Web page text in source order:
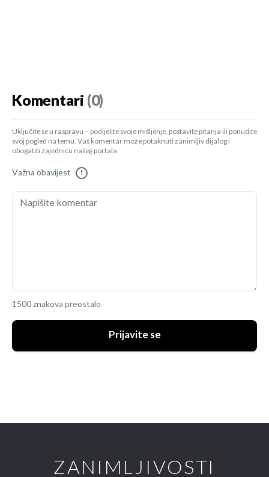
Komentari (0)
Uključite se u raspravu – podijelite svoje mišljenje, postavite pitanja ili ponudite
svoj pogled na temu. Vaš komentar može potaknuti zanimljiv dijalog i
obogatiti zajednicu našeg portala.
Važna obavijest !
1500 znakova preostalo
Prijavite se
ZANIMLJIVOSTI